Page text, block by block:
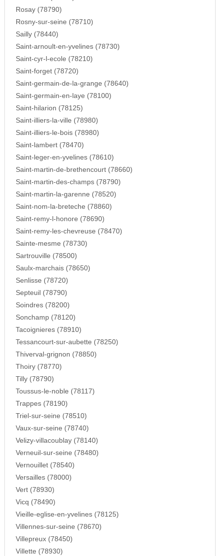
Rosay (78790)
Rosny-sur-seine (78710)
Sailly (78440)
Saint-arnoult-en-yvelines (78730)
Saint-cyr-l-ecole (78210)
Saint-forget (78720)
Saint-germain-de-la-grange (78640)
Saint-germain-en-laye (78100)
Saint-hilarion (78125)
Saint-illiers-la-ville (78980)
Saint-illiers-le-bois (78980)
Saint-lambert (78470)
Saint-leger-en-yvelines (78610)
Saint-martin-de-brethencourt (78660)
Saint-martin-des-champs (78790)
Saint-martin-la-garenne (78520)
Saint-nom-la-breteche (78860)
Saint-remy-l-honore (78690)
Saint-remy-les-chevreuse (78470)
Sainte-mesme (78730)
Sartrouville (78500)
Saulx-marchais (78650)
Senlisse (78720)
Septeuil (78790)
Soindres (78200)
Sonchamp (78120)
Tacoignieres (78910)
Tessancourt-sur-aubette (78250)
Thiverval-grignon (78850)
Thoiry (78770)
Tilly (78790)
Toussus-le-noble (78117)
Trappes (78190)
Triel-sur-seine (78510)
Vaux-sur-seine (78740)
Velizy-villacoublay (78140)
Verneuil-sur-seine (78480)
Vernouillet (78540)
Versailles (78000)
Vert (78930)
Vicq (78490)
Vieille-eglise-en-yvelines (78125)
Villennes-sur-seine (78670)
Villepreux (78450)
Villette (78930)